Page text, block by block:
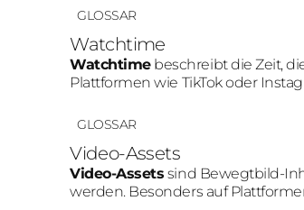
GLOSSAR
Watchtime
Watchtimebeschreibt die Zeit,
Plattformen wie TikTok oder
GLOSSAR
Video-Assets
Video-Assets sind Bewegtbild-
werden. Besonders auf